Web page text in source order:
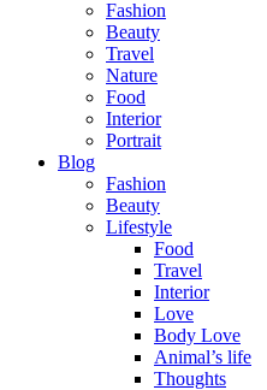
Fashion
Beauty
Travel
Nature
Food
Interior
Portrait
Blog
Fashion
Beauty
Lifestyle
Food
Travel
Interior
Love
Body Love
Animal’s life
Thoughts